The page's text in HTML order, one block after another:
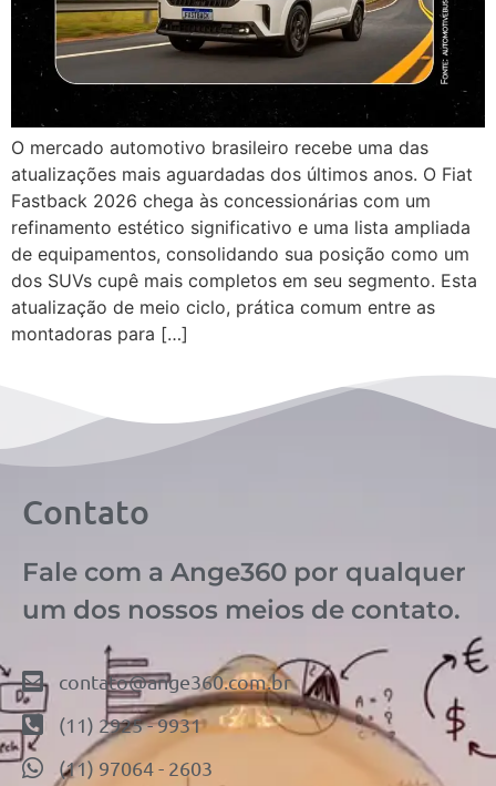
O mercado automotivo brasileiro recebe uma das
atualizações mais aguardadas dos últimos anos. O Fiat
Fastback 2026 chega às concessionárias com um
refinamento estético significativo e uma lista ampliada
de equipamentos, consolidando sua posição como um
dos SUVs cupê mais completos em seu segmento. Esta
atualização de meio ciclo, prática comum entre as
montadoras para […]
Contato
Fale com a Ange360 por qualquer
um dos nossos meios de contato.
contato@ange360.com.br
(11) 2925 - 9931
(11) 97064 - 2603